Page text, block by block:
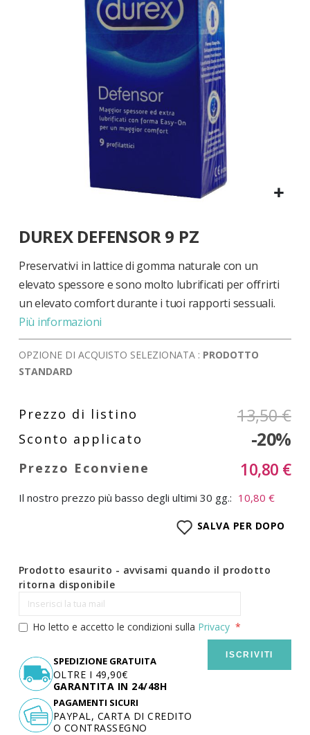
all'inizio
galleria
di
immagini
DUREX DEFENSOR 9 PZ
Preservativi in lattice di gomma naturale con un
elevato spessore e sono molto lubrificati per offrirti
un elevato comfort durante i tuoi rapporti sessuali.
Più informazioni
OPZIONE DI ACQUISTO SELEZIONATA : PRODOTTO
STANDARD
13,50 €
-20%
10,80 €
Il nostro prezzo più basso degli ultimi 30 gg.: 10,80 €
SALVA PER DOPO
Prodotto esaurito - avvisami quando il prodotto
ritorna disponibile
Ho letto e accetto le condizioni sulla Privacy
ISCRIVITI
SPEDIZIONE GRATUITA
OLTRE I 49,90€
GARANTITA IN 24/48H
PAGAMENTI SICURI
PAYPAL, CARTA DI CREDITO
O CONTRASSEGNO